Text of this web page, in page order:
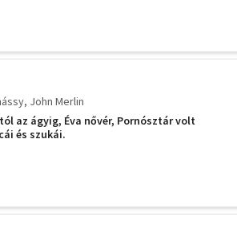
John Merlin
az ágyig, Éva nővér, Pornósztár volt
és szukái.